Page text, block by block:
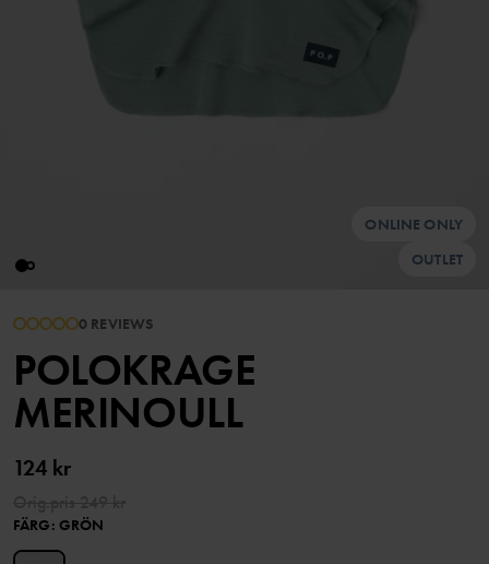
ONLINE ONLY
OUTLET
0 REVIEWS
POLOKRAGE
MERINOULL
124 kr
FÄRG: GRÖN